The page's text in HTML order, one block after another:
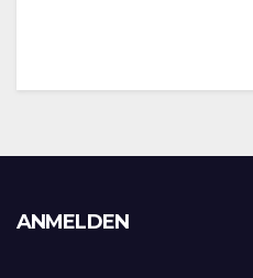
ANMELDEN